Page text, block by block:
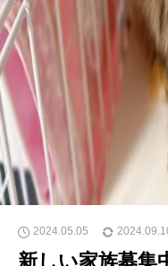
2024.05.05
新しい家族募集